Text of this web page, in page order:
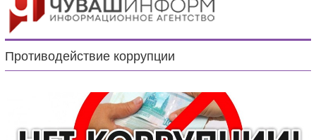
Противодействие коррупции